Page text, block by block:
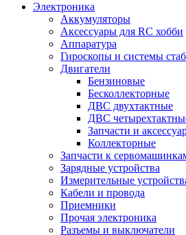
Электроника
Аккумуляторы
Аксессуары для RC хобби
Аппаратура
Гироскопы и системы
Двигатели
Бензиновые
Бесколлекторные
ДВС двухтактные
ДВС
Запчасти и
Коллекторные
Запчасти к
Зарядные устройства
Измерительные
Кабели и провода
Приемники
Прочая электроника
Разъемы и выключатели